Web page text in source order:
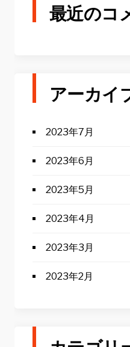
最近のコ
アーカイ
2023年7月
2023年6月
2023年5月
2023年4月
2023年3月
2023年2月